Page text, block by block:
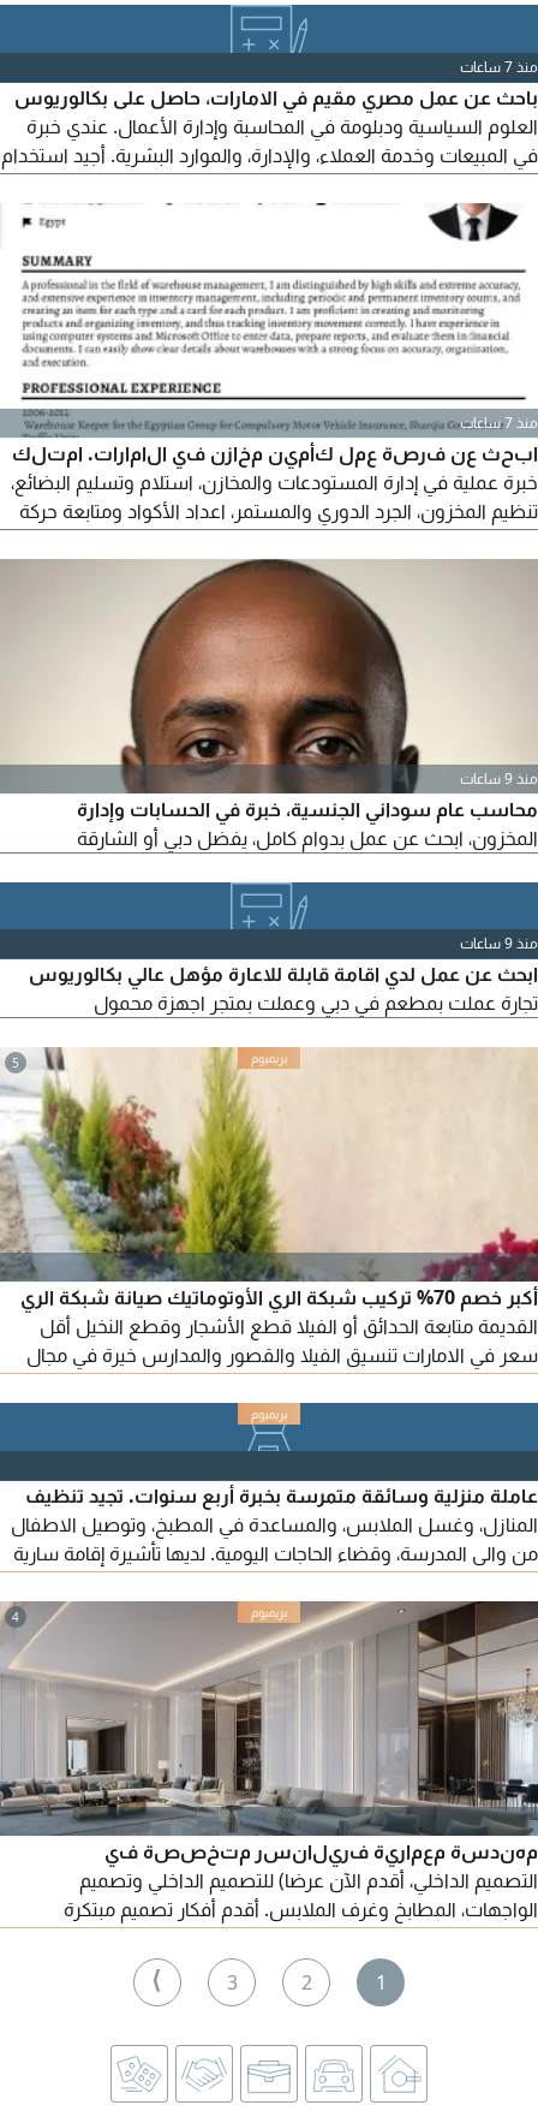
TALLY وQB وZOHO وExcel، وضرائب الشركات، مما يمنحني خبرة
واسعة في مطابقة الحسابات وضمان الدقة المالية
منذ 7 ساعات
باحث عن عمل مصري مقيم في الامارات، حاصل على بكالوريوس
العلوم السياسية ودبلومة في المحاسبة وإدارة الأعمال. عندي خبرة
في المبيعات وخدمة العملاء، والإدارة، والموارد البشرية. أجيد استخدام
وملتزم وبحب الشغل الجماعي. بدور على فرصة مناسبة في مجال
الموارد البشرية أو المحاسبة أو العمل الاداري. متاح للانضمام الفوري
منذ 7 ساعات
ابحث عن فرصة عمل كأمين مخازن في الامارات. امتلك
خبرة عملية في إدارة المستودعات والمخازن، استلام وتسليم البضائع،
تنظيم المخزون، الجرد الدوري والمستمر، اعداد الأكواد ومتابعة حركة
Office. أتميز بالدقة والتنظيم وتحمل المسؤولية والقدرة على العمل
ضمن فريق وتحقيق أعلى مستويات الكفاءة في إدارة المخزون
منذ 9 ساعات
محاسب عام سوداني الجنسية، خبرة في الحسابات وإدارة
المخزون، ابحث عن عمل بدوام كامل، يفضل دبي أو الشارقة
منذ 9 ساعات
ابحث عن عمل لدي اقامة قابلة للاعارة مؤهل عالي بكالوريوس
تجارة عملت بمطعم في دبي وعملت بمتجر اجهزة محمول
5
أكبر خصم 70% تركيب شبكة الري الأوتوماتيك صيانة شبكة الري
القديمة متابعة الحدائق أو الفيلا قطع الأشجار وقطع النخيل أقل
سعر في الامارات تنسيق الفيلا والقصور والمدارس خيرة في مجال
معالجة الأشجار المثمرة معالجة العشب الطبيعي وزراعة العشب
الطبيعي والصناعي أقل سعر والحمد الله والله الرزق نقل النخيل
عاملة منزلية وسائقة متمرسة بخبرة أربع سنوات. تجيد تنظيف
المنازل، وغسل الملابس، والمساعدة في المطبخ، وتوصيل الاطفال
من والى المدرسة، وقضاء الحاجات اليومية. لديها تأشيرة إقامة سارية
فورا
4
مهندسة معمارية فريلانسر متخصصة في
التصميم الداخلي، أقدم الآن عرضا) للتصميم الداخلي وتصميم
الواجهات، المطابخ وغرف الملابس. أقدم أفكار تصميم مبتكرة
للمشاريع. وحساب الكميات متاحة للتعاون وتنفيذ المشاريع في جميع
امارات الدولة متوفر أيضا عرض للاشراف والتنفيذ
1
2
3
⟩